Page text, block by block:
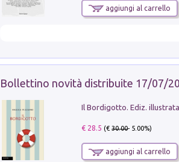
aggiungi al carrello
Bollettino novità distribuite 17/07/
Il Bordigotto. Ediz. illustrata
€ 28.5 (€30.00- 5.00%)
aggiungi al carrello